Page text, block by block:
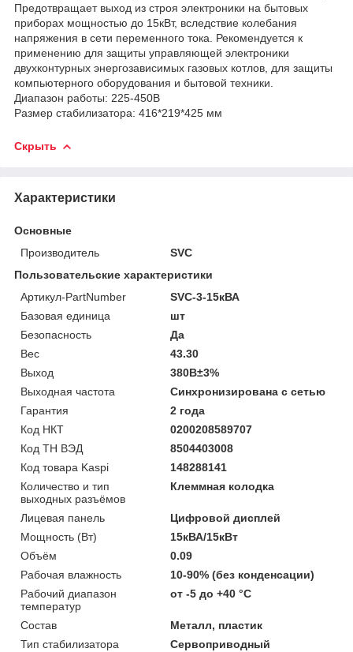
Предотвращает выход из строя электроники на бытовых
приборах мощностью до 15кВт, вследствие колебания
напряжения в сети переменного тока. Рекомендуется к
применению для защиты управляющей электроники
двухконтурных энергозависимых газовых котлов, для защиты
компьютерного оборудования и бытовой техники.
Диапазон работы: 225-450В
Размер стабилизатора: 416*219*425 мм
Скрыть
Характеристики
Основные
Производитель
SVC
Пользовательские характеристики
Артикул-PartNumber
SVC-3-15кВА
Базовая единица
шт
Безопасность
Да
Вес
43.30
Выход
380В±3%
Выходная частота
Синхронизирована с сетью
Гарантия
2 года
Код НКТ
0200208589707
Код ТН ВЭД
8504403008
Код товара Kaspi
148288141
Количество и тип
выходных разъёмов
Клеммная колодка
Лицевая панель
Цифровой дисплей
Мощность (Bт)
15кВА/15кВт
Объём
0.09
Рабочая влажность
10-90% (без конденсации)
Рабочий диапазон
температур
от -5 до +40 °С
Состав
Металл, пластик
Тип стабилизатора
Сервоприводный